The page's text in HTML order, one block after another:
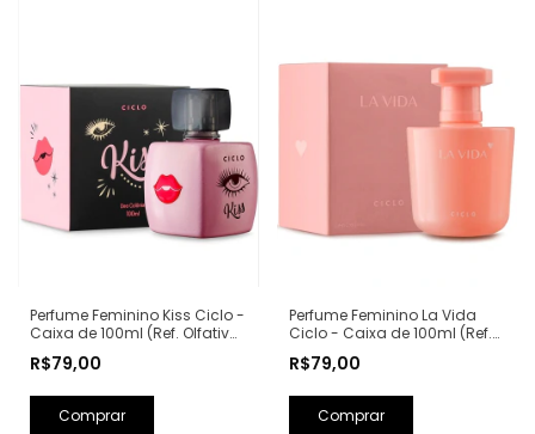
Perfume Feminino Kiss Ciclo -
Caixa de 100ml (Ref. Olfativa:
R$79,00
Perfume Feminino La Vida
Ciclo - Caixa de 100ml (Ref.
Lancôme)
R$79,00